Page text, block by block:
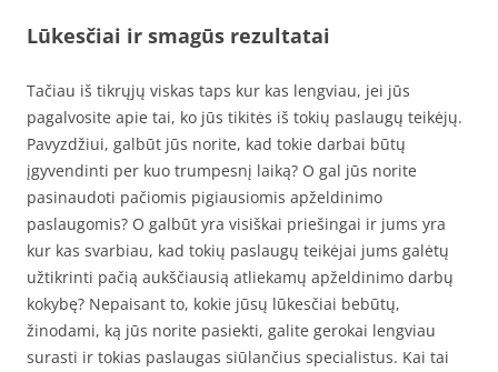
Lūkesčiai ir smagūs rezultatai
Tačiau iš tikrųjų viskas taps kur kas lengviau, jei jūs
pagalvosite apie tai, ko jūs tikitės iš tokių paslaugų teikėjų.
Pavyzdžiui, galbūt jūs norite, kad tokie darbai būtų
įgyvendinti per kuo trumpesnį laiką? O gal jūs norite
pasinaudoti pačiomis pigiausiomis apželdinimo
paslaugomis? O galbūt yra visiškai priešingai ir jums yra
kur kas svarbiau, kad tokių paslaugų teikėjai jums galėtų
užtikrinti pačią aukščiausią atliekamų apželdinimo darbų
kokybę? Nepaisant to, kokie jūsų lūkesčiai bebūtų,
žinodami, ką jūs norite pasiekti, galite gerokai lengviau
surasti ir tokias paslaugas siūlančius specialistus. Kai tai